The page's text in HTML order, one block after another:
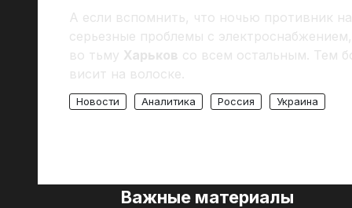
А если вспомнить, что ночью противник
серьезные проблемы с
во тьму Харьков со всем остальным. Тем
висит на волоске.
Новости Аналитика Россия Украина
Важные материалы